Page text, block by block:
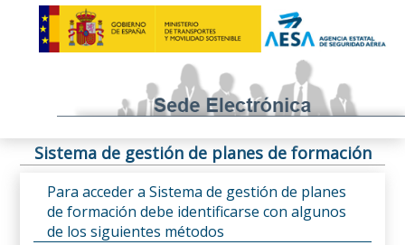
Sistema de gestión de planes de formación
Para acceder a Sistema de gestión de planes
de formación debe identificarse con algunos
de los siguientes métodos